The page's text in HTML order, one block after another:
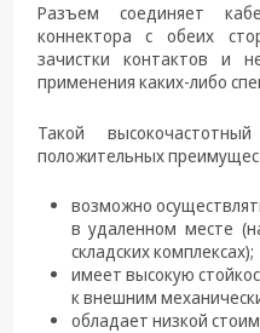
Разъем соединяет
коннектора с обеих
зачистки контактов и
применения каких-либо
Такой
положительных
возможно
в удаленном месте
складских комплексах);
имеет высокую
к внешним
обладает низкой